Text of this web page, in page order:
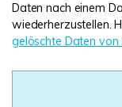
Daten nach einem
wiederherzustellen.
gelöschte Daten von